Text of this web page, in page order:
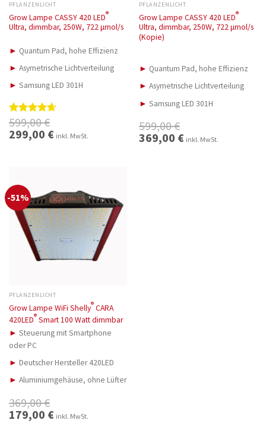
PFLANZENLICHT
Grow Lampe CASSY 420 LED®
Ultra, dimmbar, 250W, 722 μmol/s
► Quantum Pad, hohe Effizienz
► Asymetrische Lichtverteilung
► Samsung LED 301H
Bewertet
mit4.67
von 5
599,00€
Ursprünglicher
Preis
299,00 €Aktueller
Preis
inkl. MwSt.
PFLANZENLICHT
Grow Lampe CASSY 420 LED®
Ultra, dimmbar, 250W, 722 μmol/s
(Kopie)
► Quantum Pad, hohe Effizienz
► Asymetrische Lichtverteilung
► Samsung LED 301H
599,00€
Ursprünglicher
Preis
369,00 €Aktueller
Preis
inkl. MwSt.
-51%
PFLANZENLICHT
Grow Lampe WiFi Shelly®CARA
420LED® Smart 100 Watt dimmbar
► Steuerung mit Smartphone
oder PC
► Deutscher Hersteller 420LED
► Aluminiumgehäuse, ohne Lüfter
369,00€
Ursprünglicher
Preis
179,00 €Aktueller
Preis
inkl. MwSt.